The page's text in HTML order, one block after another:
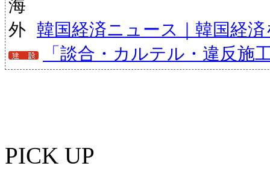
韓国経済ニュース｜韓国経
「談合・カルテル・違反施
PICK UP